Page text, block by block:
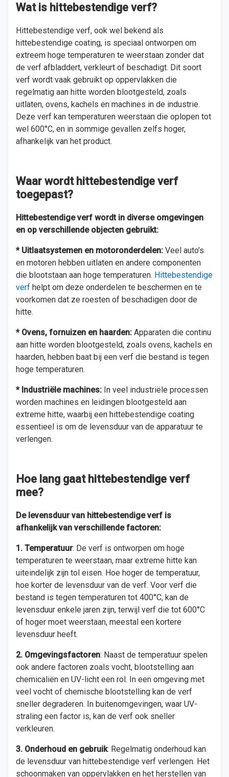
Wat is hittebestendige verf?
Hittebestendige verf, ook wel bekend als
hittebestendige coating, is speciaal ontworpen om
extreem hoge temperaturen te weerstaan zonder dat
de verf afbladdert, verkleurt of beschadigt. Dit soort
verf wordt vaak gebruikt op oppervlakken die
regelmatig aan hitte worden blootgesteld, zoals
uitlaten, ovens, kachels en machines in de industrie.
Deze verf kan temperaturen weerstaan die oplopen tot
wel 600°C, en in sommige gevallen zelfs hoger,
afhankelijk van het product.
Waar wordt hittebestendige verf
toegepast?
Hittebestendige verf wordt in diverse omgevingen
en op verschillende objecten gebruikt:
* Uitlaatsystemen en motoronderdelen: Veel auto’s
en motoren hebben uitlaten en andere componenten
die blootstaan aan hoge temperaturen. Hittebestendige
verf helpt om deze onderdelen te beschermen en te
voorkomen dat ze roesten of beschadigen door de
hitte.
* Ovens, fornuizen en haarden: Apparaten die continu
aan hitte worden blootgesteld, zoals ovens, kachels en
haarden, hebben baat bij een verf die bestand is tegen
hoge temperaturen.
* Industriële machines: In veel industriële processen
worden machines en leidingen blootgesteld aan
extreme hitte, waarbij een hittebestendige coating
essentieel is om de levensduur van de apparatuur te
verlengen.
Hoe lang gaat hittebestendige verf
mee?
De levensduur van hittebestendige verf is
afhankelijk van verschillende factoren:
1. Temperatuur: De verf is ontworpen om hoge
temperaturen te weerstaan, maar extreme hitte kan
uiteindelijk zijn tol eisen. Hoe hoger de temperatuur,
hoe korter de levensduur van de verf. Voor verf die
bestand is tegen temperaturen tot 400°C, kan de
levensduur enkele jaren zijn, terwijl verf die tot 600°C
of hoger moet weerstaan, meestal een kortere
levensduur heeft.
2. Omgevingsfactoren: Naast de temperatuur spelen
ook andere factoren zoals vocht, blootstelling aan
chemicaliën en UV-licht een rol. In een omgeving met
veel vocht of chemische blootstelling kan de verf
sneller degraderen. In buitenomgevingen, waar UV-
straling een factor is, kan de verf ook sneller
verkleuren.
3. Onderhoud en gebruik: Regelmatig onderhoud kan
de levensduur van hittebestendige verf verlengen. Het
schoonmaken van oppervlakken en het herstellen van